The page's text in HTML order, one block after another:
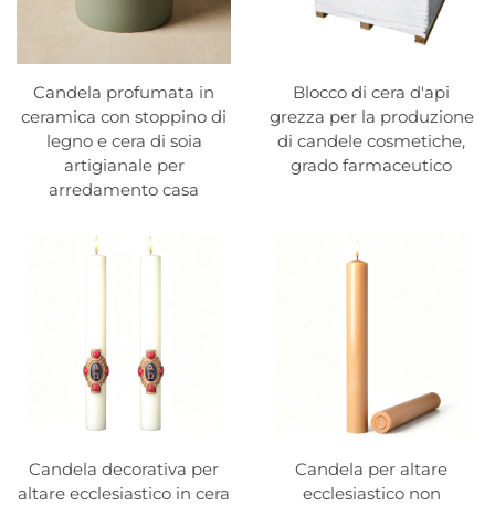
Candela profumata in
ceramica con stoppino di
legno e cera di soia
artigianale per
arredamento casa
Blocco di cera d'api
grezza per la produzione
di candele cosmetiche,
grado farmaceutico
Candela decorativa per
altare ecclesiastico in cera
Candela per altare
ecclesiastico non